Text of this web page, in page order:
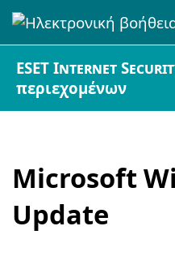
ESET Internet
περιεχομένων
Microsoft
Update